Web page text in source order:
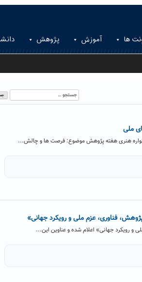
ها آموزش پژوهش
جستجو
برای:
ملی
هنری هفته پژوهش موضوع: فرصت ها و چالش...
رویکرد جهانی» اعلام شده و عناوین این...